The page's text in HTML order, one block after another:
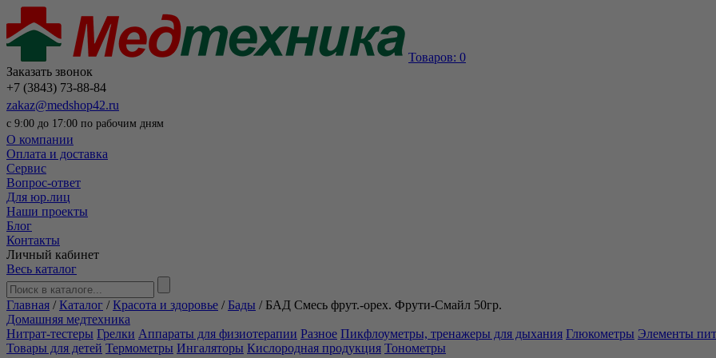
Товаров: 0
Заказать звонок
+7 (3843) 73-88-84
zakaz@medshop42.ru
с 9:00 до 17:00 по рабочим дням
О компании
Оплата и доставка
Сервис
Вопрос-ответ
Для юр.лиц
Наши проекты
Блог
Контакты
Личный кабинет
Весь каталог
Главная /Каталог /Красота и здоровье / Бады / БАД Смесь фрут.-орех. Фрути-Смайл 50гр.
Домашняя медтехника
Нитрат-тестеры Грелки Аппараты для физиотерапии Разное Пикфлоуметры, тренажеры для дыхания Глюкометры Элементы
Товары для детей Термометры Ингаляторы Кислородная продукция Тонометры